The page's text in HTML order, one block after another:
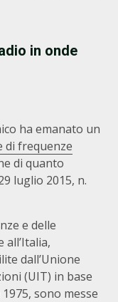
in onde
ha emanato un
di frequenze
di quanto
luglio 2015, n.
e delle
dall’Unione
(UIT) in base
sono messe